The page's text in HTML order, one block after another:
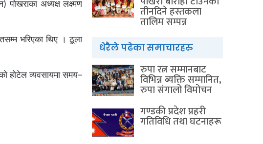
पोखराका अध्यक्ष लक्ष्मण
भरिएका थिए । ठूला
होटेल व्यवसायमा समय–
तीनदिने हस्तकला
तालिम सम्पन्न
धेरैले पढेका समाचारहरु
रुपा रत्न सम्मानबाट
विभिन्न ब्यक्ति सम्मानित,
रुपा संगालो विमोचन
गण्डकी प्रदेश प्रहरी
गतिविधि तथा घटनाहरू